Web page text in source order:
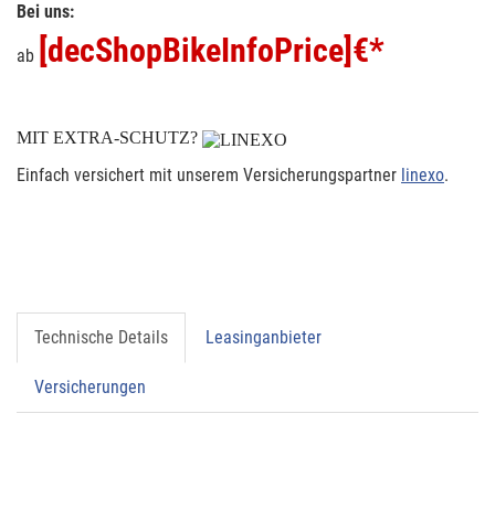
Bei uns:
ab [decShopBikeInfoPrice] €*
MIT EXTRA-SCHUTZ?
Einfach versichert mit unserem Versicherungspartner linexo.
Technische Details Leasinganbieter
Versicherungen